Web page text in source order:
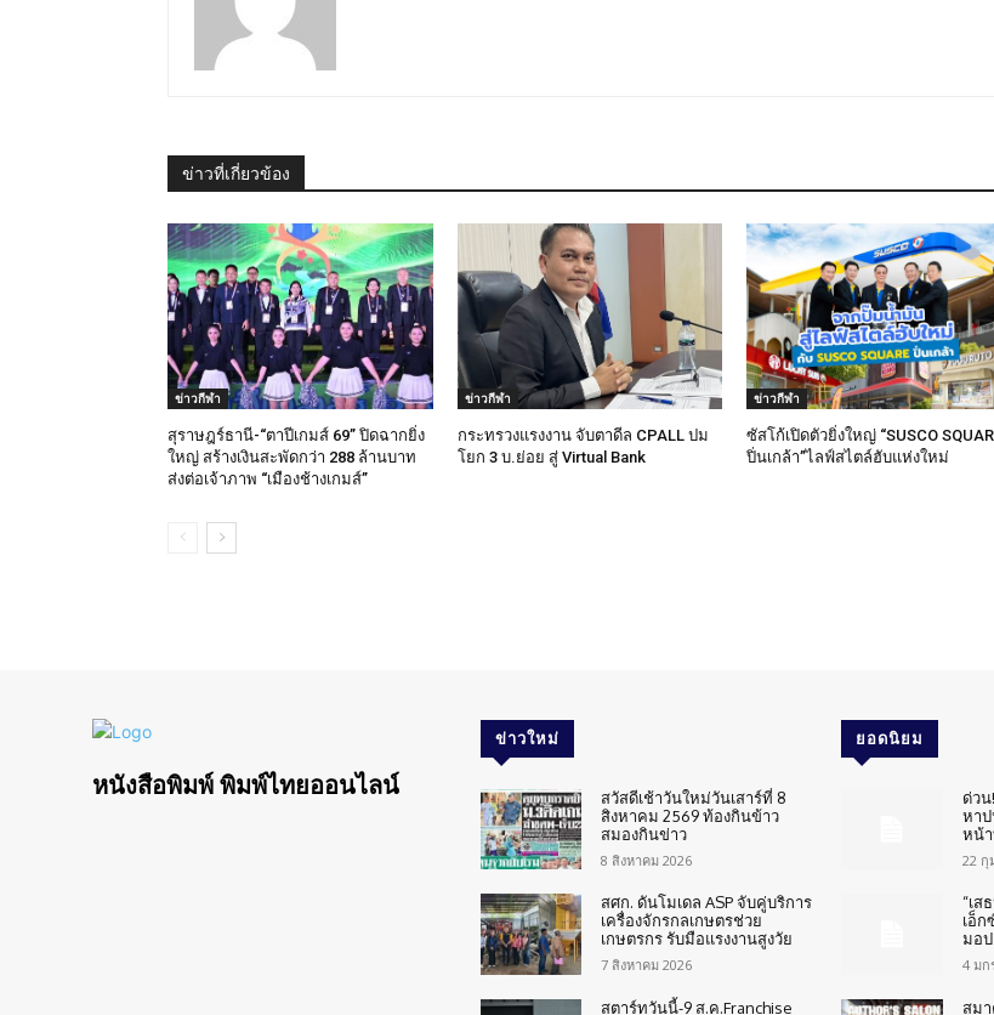
ข่าวที่เกี่ยวข้อง
ข่าวกีฬา
สุราษฎร์ธานี-“ตาปีเกมส์ 69” ปิดฉากยิ่ง
ใหญ่ สร้างเงินสะพัดกว่า 288 ล้านบาท
ส่งต่อเจ้าภาพ “เมืองช้างเกมส์”
ข่าวกีฬา
กระทรวงแรงงาน จับตาดีล CPALL ปม
โยก 3 บ.ย่อย สู่ Virtual Bank
ข่าวกีฬา
ซัสโก้เปิดตัวยิ่งใหญ่ “SUSCO
ปิ่นเกล้า”ไลฟ์สไตล์ฮับแห่งใหม่
หนังสือพิมพ์ พิมพ์ไทยออนไลน์
ข่าวใหม่
สวัสดีเช้าวันใหม่วันเสาร์ที่ 8
สิงหาคม 2569 ท้องกินข้าว
สมองกินข่าว
8 สิงหาคม 2026
สศก. ดันโมเดล ASP จับคู่บริการ
เครื่องจักรกลเกษตรช่วย
เกษตรกร รับมือแรงงานสูงวัย
7 สิงหาคม 2026
สตาร์ทวันนี้-9 ส.ค.Franchise
ยอดนิยม
ด่วน
หาป
หน้า
22 กุ
“เส
เอ็ก
มอ
4 มก
สม